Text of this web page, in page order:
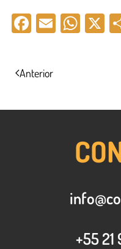
Facebook
Email X
Anterior
+55